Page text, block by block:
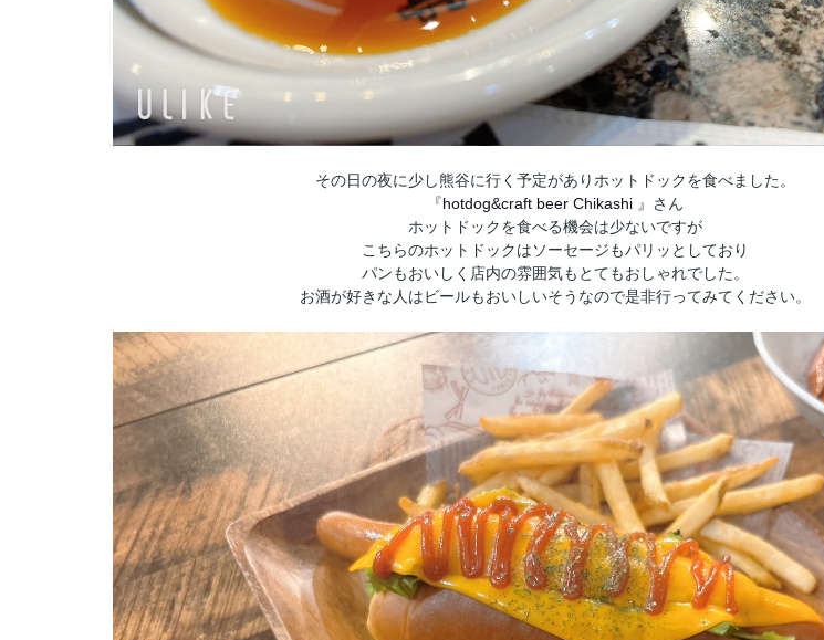
その日の夜に少し熊谷に行く予定がありホットドックを食べました。
『hotdog&craft beer Chikashi 』さん
ホットドックを食べる機会は少ないですが
こちらのホットドックはソーセージもパリッとしており
パンもおいしく店内の雰囲気もとてもおしゃれでした。
お酒が好きな人はビールもおいしいそうなので是非行ってみてください。